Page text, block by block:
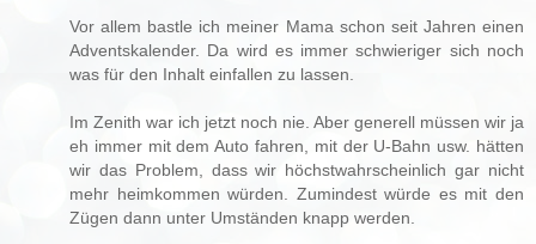
Vor allem bastle ich meiner Mama schon seit Jahren einen
Adventskalender. Da wird es immer schwieriger sich noch
was für den Inhalt einfallen zu lassen.
Im Zenith war ich jetzt noch nie. Aber generell müssen wir ja
eh immer mit dem Auto fahren, mit der U-Bahn usw. hätten
wir das Problem, dass wir höchstwahrscheinlich gar nicht
mehr heimkommen würden. Zumindest würde es mit den
Zügen dann unter Umständen knapp werden.